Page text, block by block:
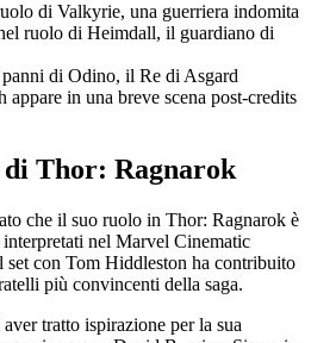
di Valkyrie, una guerriera indomita
ruolo di Heimdall, il guardiano di
di Odino, il Re di Asgard
appare in una breve scena post-credits
Thor: Ragnarok
che il suo ruolo in Thor: Ragnarok è
nel Marvel Cinematic
set con Tom Hiddleston ha contribuito
più convincenti della saga.
tratto ispirazione per la sua